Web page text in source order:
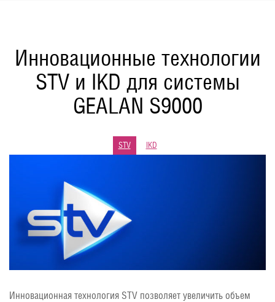
Инновационные технологии
STV и IKD для системы
GEALAN S9000
STV IKD
Инновационная технология STV позволяет увеличить объем